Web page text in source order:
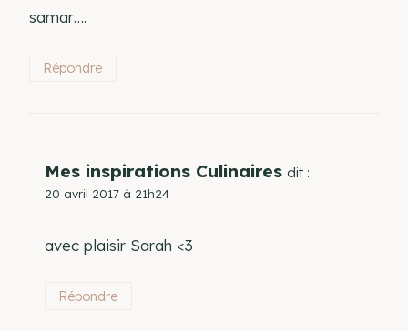
samar….
Répondre
Mes inspirations Culinaires dit :
20 avril 2017 à 21h24
avec plaisir Sarah <3
Répondre